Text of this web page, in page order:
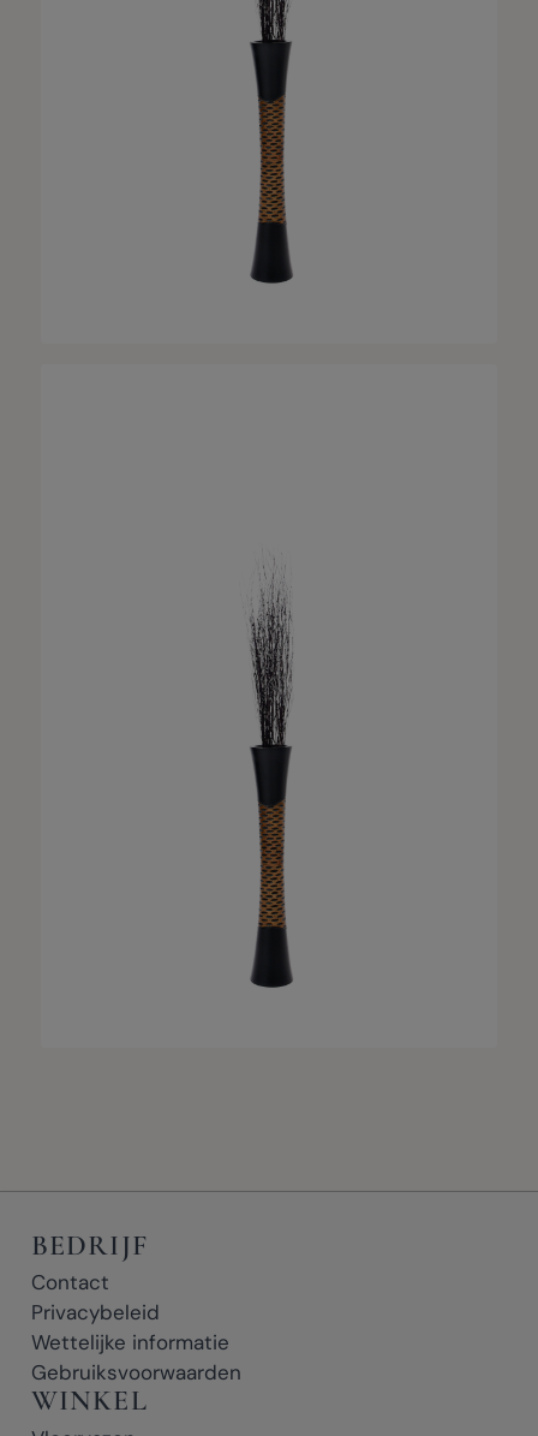
BEDRIJF
Contact
Privacybeleid
Wettelijke informatie
Gebruiksvoorwaarden
WINKEL